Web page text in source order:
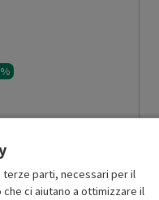
parti, necessari per il
ci aiutano a ottimizzare il